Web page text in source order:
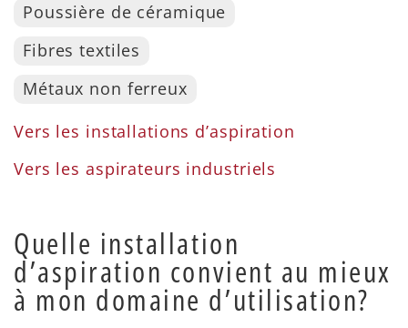
Poussière de céramique
Fibres textiles
Métaux non ferreux
Vers les installations d’aspiration
Vers les aspirateurs industriels
Quelle installation
d’aspiration convient au mieux
à mon domaine d’utilisation?